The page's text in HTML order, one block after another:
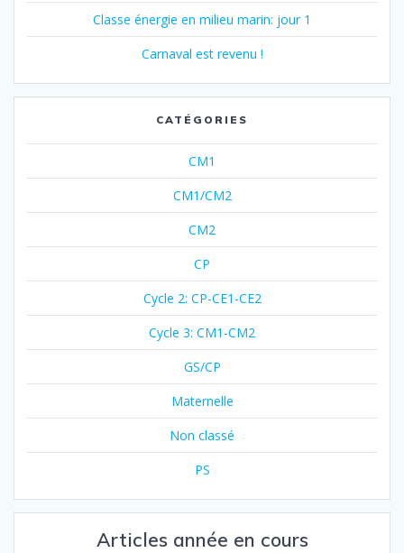
Classe énergie en milieu marin: jour 1
Carnaval est revenu !
CATÉGORIES
CM1
CM1/CM2
CM2
CP
Cycle 2: CP-CE1-CE2
Cycle 3: CM1-CM2
GS/CP
Maternelle
Non classé
PS
Articles année en cours